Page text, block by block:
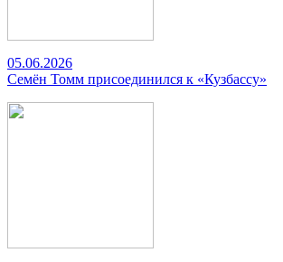
05.06.2026
Семён Томм присоединился к «Кузбассу»